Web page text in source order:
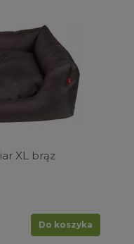
XL brąz
Do koszyka